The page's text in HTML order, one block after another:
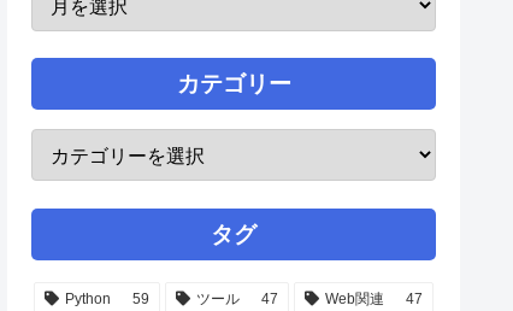
カテゴリー
タグ
Python 59 ツール 47 Web関連 47